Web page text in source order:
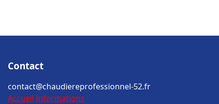
Contact
contact@chaudiereprofessionnel-52.fr
Accueil Informations